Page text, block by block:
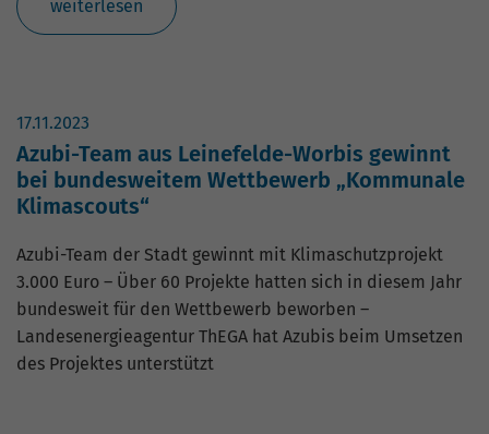
weiterlesen
17.11.2023
Azubi-Team aus Leinefelde-Worbis gewinnt
bei bundesweitem Wettbewerb „Kommunale
Klimascouts“
Azubi-Team der Stadt gewinnt mit Klimaschutzprojekt
3.000 Euro – Über 60 Projekte hatten sich in diesem Jahr
bundesweit für den Wettbewerb beworben –
Landesenergieagentur ThEGA hat Azubis beim Umsetzen
des Projektes unterstützt